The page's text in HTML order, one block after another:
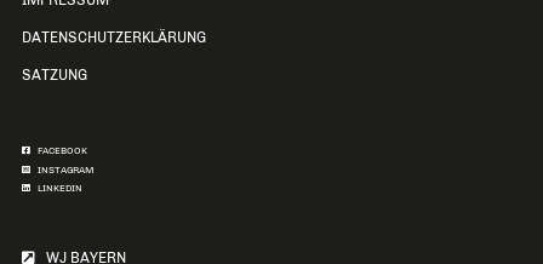
DATENSCHUTZERKLÄRUNG
SATZUNG
FACEBOOK
INSTAGRAM
LINKEDIN
WJ BAYERN